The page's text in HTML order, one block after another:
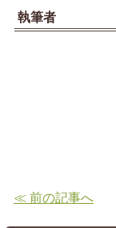
執筆者
≪ 前の記事へ